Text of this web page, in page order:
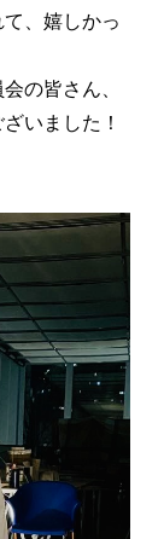
、嬉しかっ
の皆さん、
いました！